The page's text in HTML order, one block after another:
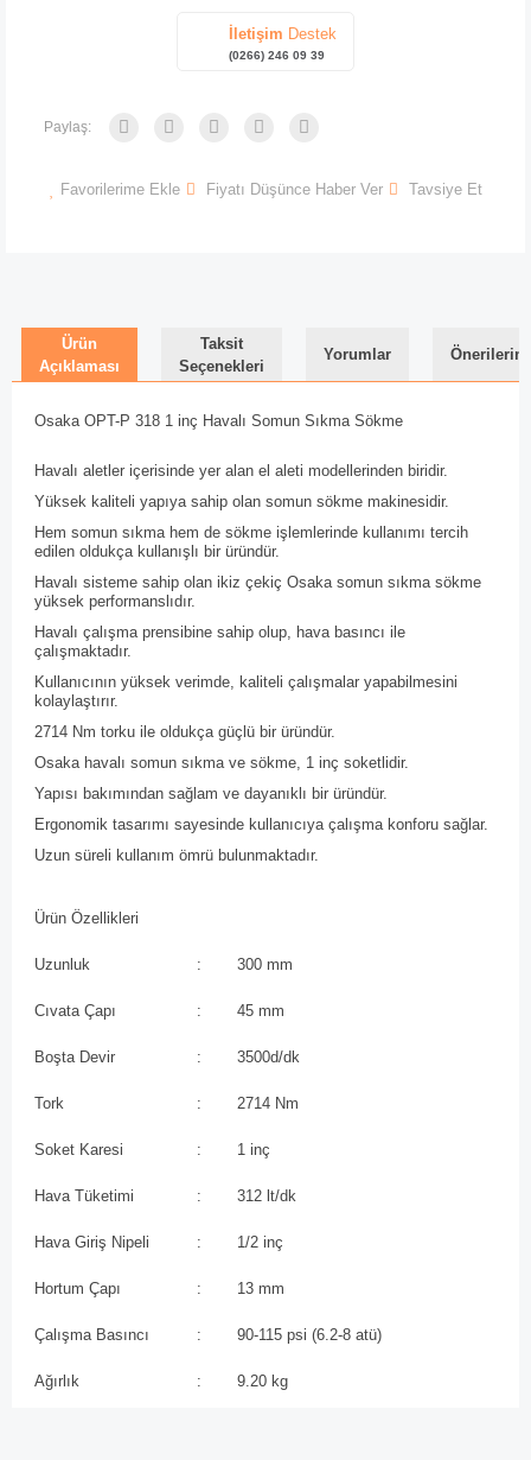
İletişim Destek
(0266) 246 09 39
Paylaş:
Favorilerime Ekle Fiyatı Düşünce Haber Ver Tavsiye Et
Ürün
Açıklaması
Taksit
Seçenekleri
Yorumlar
Osaka OPT-P 318 1 inç Havalı Somun Sıkma Sökme
Havalı aletler içerisinde yer alan el aleti modellerinden biridir.
Yüksek kaliteli yapıya sahip olan somun sökme makinesidir.
Hem somun sıkma hem de sökme işlemlerinde kullanımı tercih
edilen oldukça kullanışlı bir üründür.
Havalı sisteme sahip olan ikiz çekiç Osaka somun sıkma sökme
yüksek performanslıdır.
Havalı çalışma prensibine sahip olup, hava basıncı ile
çalışmaktadır.
Kullanıcının yüksek verimde, kaliteli çalışmalar yapabilmesini
kolaylaştırır.
2714 Nm torku ile oldukça güçlü bir üründür.
Osaka havalı somun sıkma ve sökme, 1 inç soketlidir.
Yapısı bakımından sağlam ve dayanıklı bir üründür.
Ergonomik tasarımı sayesinde kullanıcıya çalışma konforu sağlar.
Uzun süreli kullanım ömrü bulunmaktadır.
Ürün Özellikleri
Uzunluk : 300 mm
Cıvata Çapı : 45 mm
Boşta Devir : 3500d/dk
Tork : 2714 Nm
Soket Karesi : 1 inç
Hava Tüketimi : 312 lt/dk
Hava Giriş Nipeli : 1/2 inç
Hortum Çapı : 13 mm
Çalışma Basıncı : 90-115 psi (6.2-8 atü)
Ağırlık : 9.20 kg